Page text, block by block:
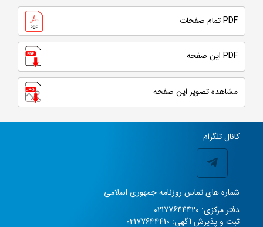
PDF تمام صفحات
PDF این صفحه
مشاهده تصویر این صفحه
کانال تلگرام
شماره های تماس روزنامه جمهوری اسلامی
دفتر مرکزی: 02177644420
ثبت و پذیرش آگهی: 02177644410